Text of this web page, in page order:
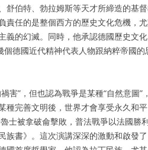
舒伯特、勃拉姆斯等天才所締造的基
責任的是整個西方的歷史文化危機，
義的幻滅。同時，他承認德國歷史文
德國近代精神代表人物跟納粹帝國的
害”，但也認為戰爭是某種“自然意圖”
種完善文明後，世界才會享受永久和
士被拿破侖擊敗，普法戰爭以法國勝
族書》。這次演講深深的激動和啟發